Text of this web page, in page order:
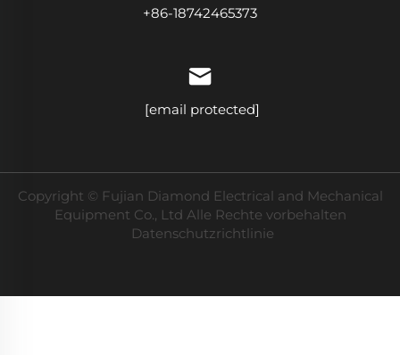
+86-18742465373
[email protected]
Copyright © Fujian Diamond Electrical and Mechanical
Equipment Co., Ltd Alle Rechte vorbehalten
Datenschutzrichtlinie